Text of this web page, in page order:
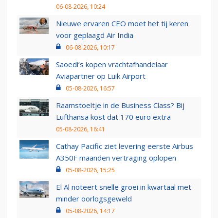
06-08-2026, 10:24
Nieuwe ervaren CEO moet het tij keren
voor geplaagd Air India
06-08-2026, 10:17
Saoedi’s kopen vrachtafhandelaar
Aviapartner op Luik Airport
05-08-2026, 16:57
Raamstoeltje in de Business Class? Bij
Lufthansa kost dat 170 euro extra
05-08-2026, 16:41
Cathay Pacific ziet levering eerste Airbus
A350F maanden vertraging oplopen
05-08-2026, 15:25
El Al noteert snelle groei in kwartaal met
minder oorlogsgeweld
05-08-2026, 14:17